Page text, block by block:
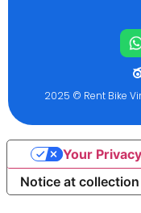
2025 © Rent Bike
Notice at collection
Your